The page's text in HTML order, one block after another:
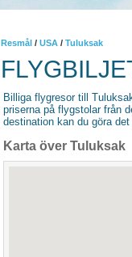
Resmål / USA / Tuluksak
Billiga flygresor till
priserna på flygstolar från
destination kan du göra
Karta över Tuluksak